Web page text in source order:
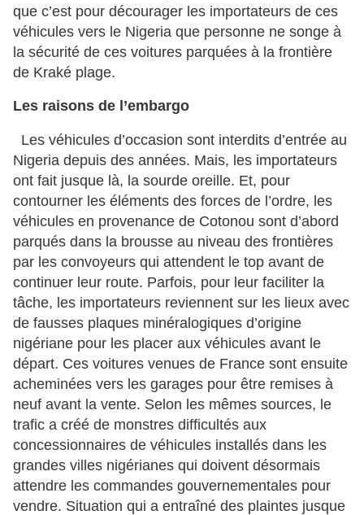
que c’est pour décourager les importateurs de ces
véhicules vers le Nigeria que personne ne songe à
la sécurité de ces voitures parquées à la frontière
de Kraké plage.
Les raisons de l’embargo
Les véhicules d’occasion sont interdits d’entrée au
Nigeria depuis des années. Mais, les importateurs
ont fait jusque là, la sourde oreille. Et, pour
contourner les éléments des forces de l’ordre, les
véhicules en provenance de Cotonou sont d’abord
parqués dans la brousse au niveau des frontières
par les convoyeurs qui attendent le top avant de
continuer leur route. Parfois, pour leur faciliter la
tâche, les importateurs reviennent sur les lieux avec
de fausses plaques minéralogiques d’origine
nigériane pour les placer aux véhicules avant le
départ. Ces voitures venues de France sont ensuite
acheminées vers les garages pour être remises à
neuf avant la vente. Selon les mêmes sources, le
trafic a créé de monstres difficultés aux
concessionnaires de véhicules installés dans les
grandes villes nigérianes qui doivent désormais
attendre les commandes gouvernementales pour
vendre. Situation qui a entraîné des plaintes jusque